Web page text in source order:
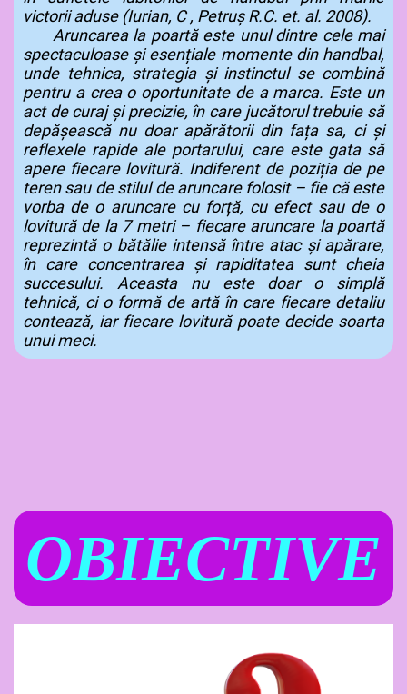
victorii aduse (Iurian, C , Petruş R.C. et. al. 2008).
Aruncarea la poartă este unul dintre cele mai
spectaculoase și esențiale momente din handbal,
unde tehnica, strategia și instinctul se combină
pentru a crea o oportunitate de a marca. Este un
act de curaj și precizie, în care jucătorul trebuie să
depășească nu doar apărătorii din fața sa, ci și
reflexele rapide ale portarului, care este gata să
apere fiecare lovitură. Indiferent de poziția de pe
teren sau de stilul de aruncare folosit – fie că este
vorba de o aruncare cu forță, cu efect sau de o
lovitură de la 7 metri – fiecare aruncare la poartă
reprezintă o bătălie intensă între atac și apărare,
în care concentrarea și rapiditatea sunt cheia
succesului. Aceasta nu este doar o simplă
tehnică, ci o formă de artă în care fiecare detaliu
contează, iar fiecare lovitură poate decide soarta
unui meci.
OBIECTIVE